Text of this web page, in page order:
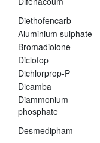
Diethofencarb
Aluminium sulphate
Bromadiolone
Diclofop
Dichlorprop-P
Dicamba
Diammonium
phosphate
Desmedipham